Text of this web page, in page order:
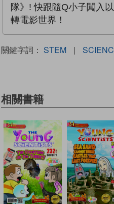
隊》! 快跟隨Q小子闖入
轉電影世界！
關鍵字詞： STEM |
相關書籍